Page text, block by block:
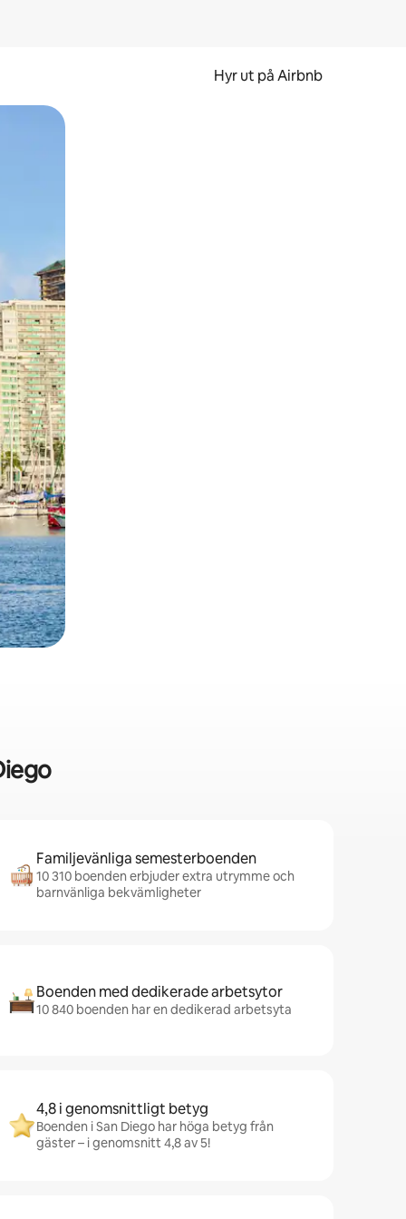
Hyr ut på Airbnb
Familjevänliga semesterboenden
10 310 boenden erbjuder extra utrymme och
barnvänliga bekvämligheter
Boenden med dedikerade arbetsytor
10 840 boenden har en dedikerad arbetsyta
4,8 i genomsnittligt betyg
Boenden i San Diego har höga betyg från
gäster – i genomsnitt 4,8 av 5!